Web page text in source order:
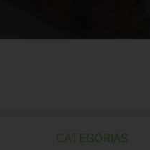
CATEGORIAS